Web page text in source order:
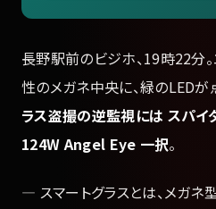
長野駅前のビジホ、19時22分
性のメガネ中央に、緑のLEDが
ラス盗撮の逆監視には スパイ
124W Angel Eye 一択。
— スマートグラスとは、メガネ